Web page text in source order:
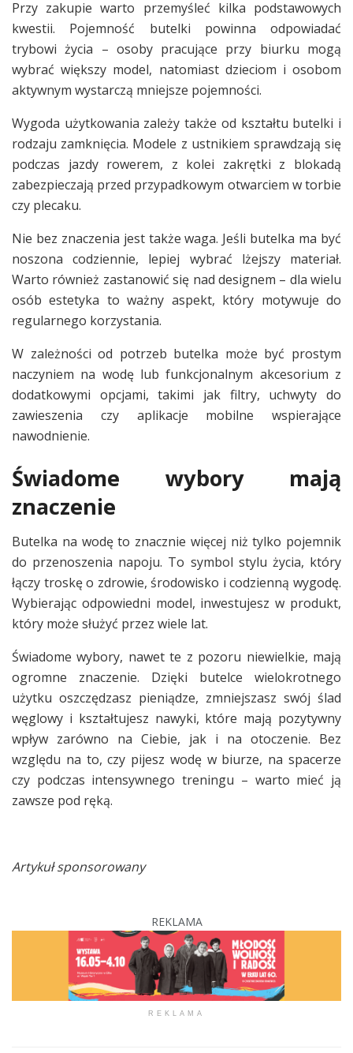
Przy zakupie warto przemyśleć kilka podstawowych
kwestii. Pojemność butelki powinna odpowiadać
trybowi życia – osoby pracujące przy biurku mogą
wybrać większy model, natomiast dzieciom i osobom
aktywnym wystarczą mniejsze pojemności.
Wygoda użytkowania zależy także od kształtu butelki i
rodzaju zamknięcia. Modele z ustnikiem sprawdzają się
podczas jazdy rowerem, z kolei zakrętki z blokadą
zabezpieczają przed przypadkowym otwarciem w torbie
czy plecaku.
Nie bez znaczenia jest także waga. Jeśli butelka ma być
noszona codziennie, lepiej wybrać lżejszy materiał.
Warto również zastanowić się nad designem – dla wielu
osób estetyka to ważny aspekt, który motywuje do
regularnego korzystania.
W zależności od potrzeb butelka może być prostym
naczyniem na wodę lub funkcjonalnym akcesorium z
dodatkowymi opcjami, takimi jak filtry, uchwyty do
zawieszenia czy aplikacje mobilne wspierające
nawodnienie.
Świadome wybory mają
znaczenie
Butelka na wodę to znacznie więcej niż tylko pojemnik
do przenoszenia napoju. To symbol stylu życia, który
łączy troskę o zdrowie, środowisko i codzienną wygodę.
Wybierając odpowiedni model, inwestujesz w produkt,
który może służyć przez wiele lat.
Świadome wybory, nawet te z pozoru niewielkie, mają
ogromne znaczenie. Dzięki butelce wielokrotnego
użytku oszczędzasz pieniądze, zmniejszasz swój ślad
węglowy i kształtujesz nawyki, które mają pozytywny
wpływ zarówno na Ciebie, jak i na otoczenie. Bez
względu na to, czy pijesz wodę w biurze, na spacerze
czy podczas intensywnego treningu – warto mieć ją
zawsze pod ręką.
Artykuł sponsorowany
REKLAMA
REKLAMA